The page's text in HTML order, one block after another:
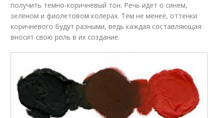
получить темно-коричневый тон. Речь идет о синем,
зеленом и фиолетовом колерах. Тем не менее, оттенки
коричневого будут разными, ведь каждая составляющая
вносит свою роль в их создание.